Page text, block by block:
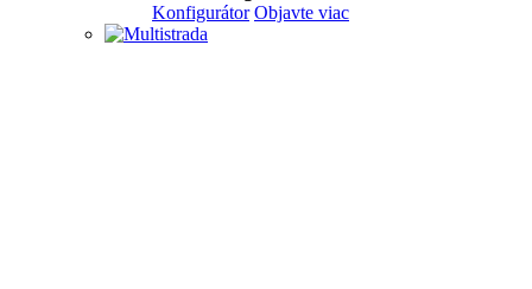
Konfigurátor Objavte viac